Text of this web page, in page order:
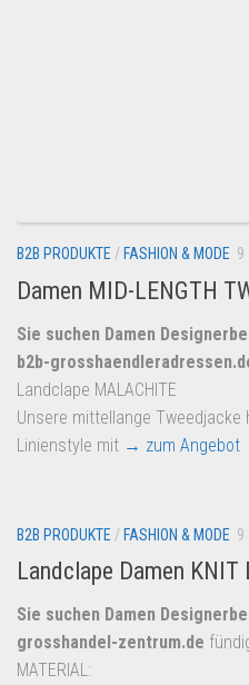
B2B PRODUKTE/ FASHION & MODE 9
Damen MID-LENGTH
Sie suchen Damen
b2b-
Landclape MALACHITE
Unsere mittellange
Linienstyle mit → zum Angebot
B2B PRODUKTE /FASHION & MODE 9
Landclape Damen KNIT
Sie suchen Damen
grosshandel-zentrum.de
MATERIAL: